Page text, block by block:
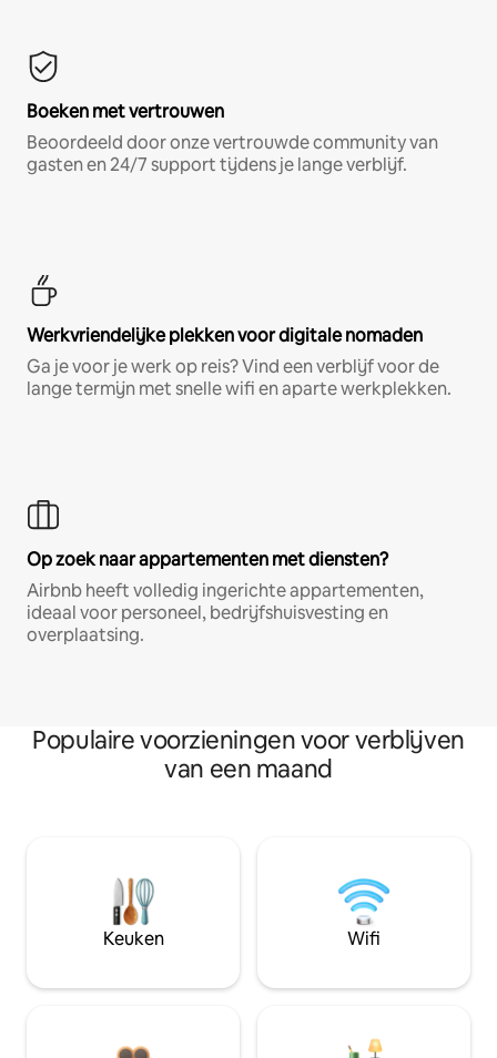
Boeken met vertrouwen
Beoordeeld door onze vertrouwde community van
gasten en 24/7 support tijdens je lange verblijf.
Werkvriendelijke plekken voor digitale nomaden
Ga je voor je werk op reis? Vind een verblijf voor de
lange termijn met snelle wifi en aparte werkplekken.
Op zoek naar appartementen met diensten?
Airbnb heeft volledig ingerichte appartementen,
ideaal voor personeel, bedrijfshuisvesting en
overplaatsing.
Populaire voorzieningen voor verblijven
van een maand
Keuken Wifi